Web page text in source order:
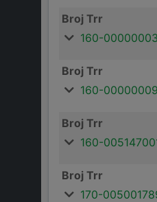
Broj Trr
160-
Broj Trr
160-
Broj Trr
160-
Broj Trr
170-